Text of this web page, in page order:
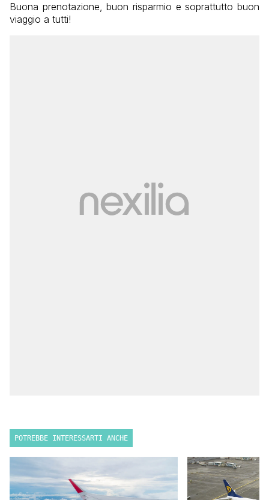
Buona prenotazione, buon risparmio e soprattutto buon
viaggio a tutti!
POTREBBE INTERESSARTI ANCHE